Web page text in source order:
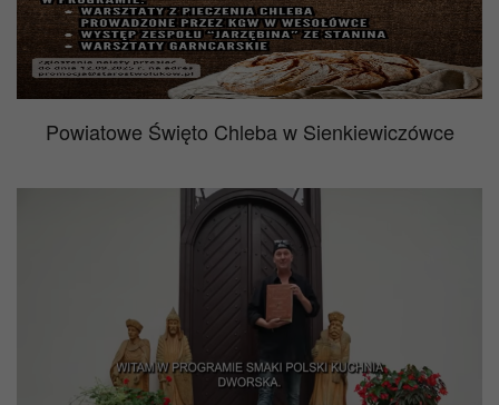
Powiatowe Święto Chleba w Sienkiewiczówce